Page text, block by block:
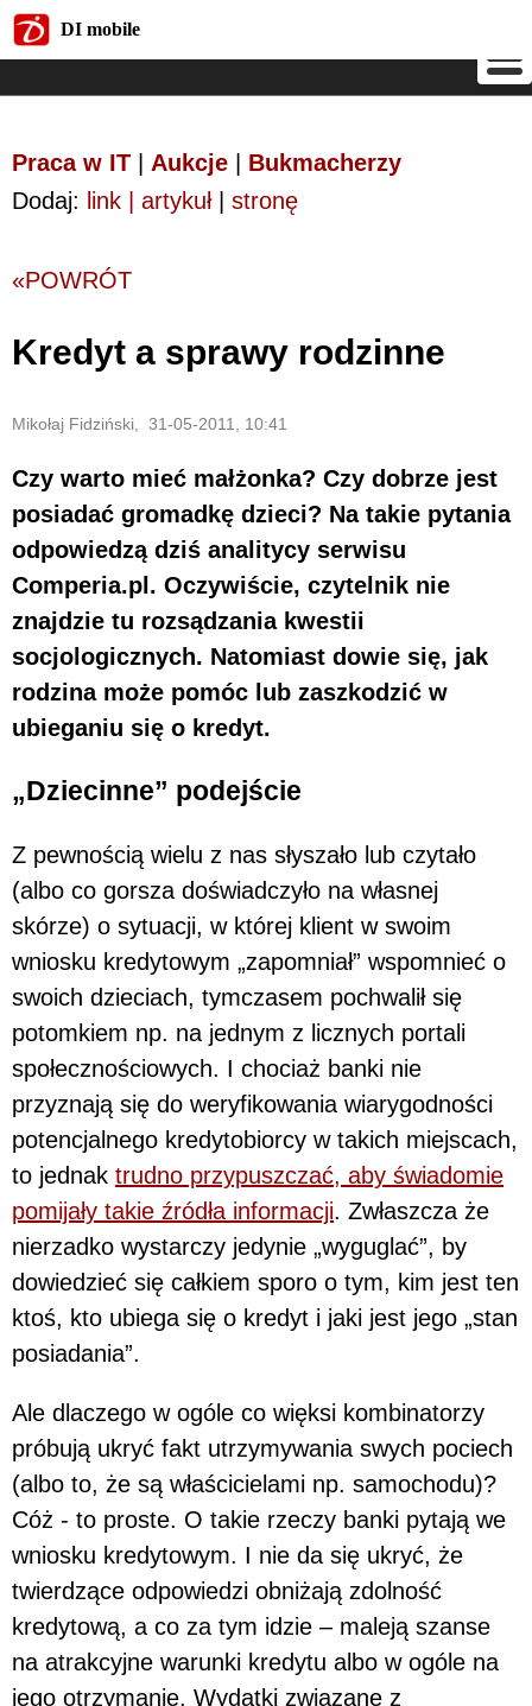
DI mobile
Praca w IT Aukcje
Bukmacherzy
Dodaj: link | artykuł| stronę
«POWRÓT
Kredyt a sprawy rodzinne
Mikołaj Fidziński, 31-05-2011, 10:41
Czy warto mieć małżonka? Czy dobrze jest
posiadać gromadkę dzieci? Na takie pytania
odpowiedzą dziś analitycy serwisu
Comperia.pl. Oczywiście, czytelnik nie
znajdzie tu rozsądzania kwestii
socjologicznych. Natomiast dowie się, jak
rodzina może pomóc lub zaszkodzić w
ubieganiu się o kredyt.
„Dziecinne” podejście
Z pewnością wielu z nas słyszało lub czytało
(albo co gorsza doświadczyło na własnej
skórze) o sytuacji, w której klient w swoim
wniosku kredytowym „zapomniał” wspomnieć o
swoich dzieciach, tymczasem pochwalił się
potomkiem np. na jednym z licznych portali
społecznościowych. I chociaż banki nie
przyznają się do weryfikowania wiarygodności
potencjalnego kredytobiorcy w takich miejscach,
to jednak trudno przypuszczać, aby świadomie
pomijały takie źródła informacji. Zwłaszcza że
nierzadko wystarczy jedynie „wyguglać”, by
dowiedzieć się całkiem sporo o tym, kim jest ten
ktoś, kto ubiega się o kredyt i jaki jest jego „stan
posiadania”.
Ale dlaczego w ogóle co więksi kombinatorzy
próbują ukryć fakt utrzymywania swych pociech
(albo to, że są właścicielami np. samochodu)?
Cóż - to proste. O takie rzeczy banki pytają we
wniosku kredytowym. I nie da się ukryć, że
twierdzące odpowiedzi obniżają zdolność
kredytową, a co za tym idzie – maleją szanse
na atrakcyjne warunki kredytu albo w ogóle na
jego otrzymanie. Wydatki związane z
DI mobile